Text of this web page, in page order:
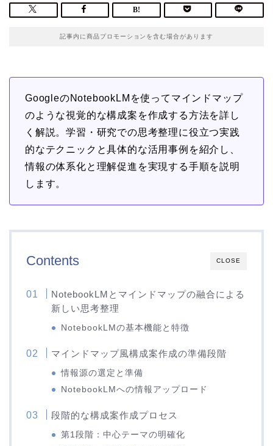
記事内に商品プロモーションを含む場合があります
GoogleのNotebookLMを使ってマインドマップ
のような視覚的な構成案を作成する方法を詳し
く解説。学習・研究での思考整理に役立つ実践
的なテクニックと具体的な活用事例を紹介し、
情報の体系化と理解促進を実現する手順を説明
します。
CLOSE
Contents
NotebookLMとマインドマップの融合による
新しい思考整理
NotebookLMの基本機能と特徴
マインドマップ風構成案作成の準備段階
情報源の選定と準備
NotebookLMへの情報アップロード
段階的な構成案作成プロセス
第1段階：中心テーマの明確化